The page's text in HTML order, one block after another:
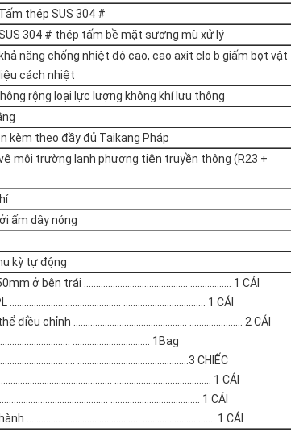
Tấm thép SUS 304 #
304 # thép tấm bề ​​mặt sương mù xử lý
khả năng chống nhiệt độ cao, cao axit clo b giấm bọt vật
liệu cách nhiệt
rộng loại lực lượng không khí lưu thông
kèm theo đầy đủ Taikang Pháp
môi trường lạnh phương tiện truyền thông (R23 +
ấm dây nóng
kỳ tự động
ở bên trái ........................................... ................. 1 CÁI
.................................. 1 CÁI
chỉnh ............................................... ...................... 2 CÁI
................................ 1Bag
..............................................3 CHIẾC
........................................ 1 CÁI
..................................... 1 CÁI
............................................... .............................. 1 CÁI